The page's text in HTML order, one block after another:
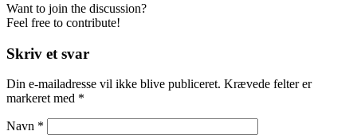
Want to join the discussion?
Feel free to contribute!
Skriv et svar
Din e-mailadresse vil ikke blive publiceret. Krævede felter er
markeret med *
Navn *